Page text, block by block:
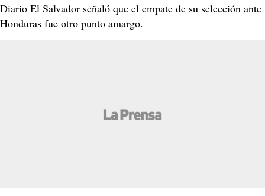
Diario El Salvador señaló que el empate de su selección ante
Honduras fue otro punto amargo.